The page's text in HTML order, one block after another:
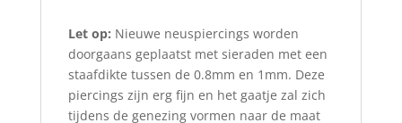
Let op: Nieuwe neuspiercings worden
doorgaans geplaatst met sieraden met een
staafdikte tussen de 0.8mm en 1mm. Deze
piercings zijn erg fijn en het gaatje zal zich
tijdens de genezing vormen naar de maat